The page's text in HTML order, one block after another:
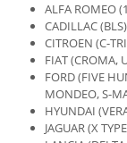
ALFA ROMEO
CADILLAC (BLS)
CITROEN (C-
FIAT (CROMA,
FORD (FIVE
MONDEO, S-
HYUNDAI
JAGUAR (X